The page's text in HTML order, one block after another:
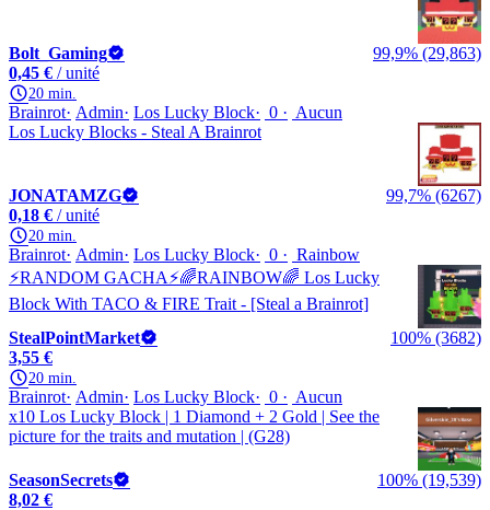
Bolt_Gaming
99,9% (29,863)
0,45 € / unité
20 min.
Brainrot Admin Los Lucky Block 0
Aucun
Los Lucky Blocks - Steal A Brainrot
JONATAMZG
99,7% (6267)
0,18 € / unité
20 min.
Brainrot Admin Los Lucky Block 0
Rainbow
⚡RANDOM GACHA⚡🌈RAINBOW🌈 Los Lucky
Block With TACO & FIRE Trait - [Steal a Brainrot]
StealPointMarket
100% (3682)
3,55 €
20 min.
Brainrot Admin Los Lucky Block 0
Aucun
x10 Los Lucky Block | 1 Diamond + 2 Gold | See the
picture for the traits and mutation | (G28)
SeasonSecrets
100% (19,539)
8,02 €